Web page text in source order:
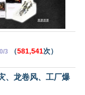
3 （581,541次）
、龙卷风、工厂爆